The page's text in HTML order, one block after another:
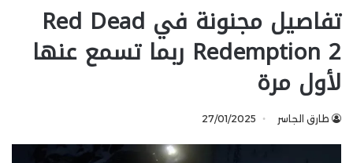
تفاصيل مجنونة في Red Dead
Redemption 2 ربما تسمع عنها
لأول مرة
طارق الجاسر 27/01/2025